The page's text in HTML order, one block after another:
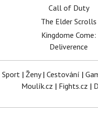
Call of Duty
The Elder Scrolls
Kingdome Come:
Deliverence
Sport| Ženy| Cestování |
Moulík.cz | Fights.cz |